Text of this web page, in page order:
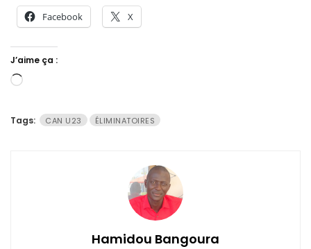
Facebook X
J’aime ça :
Chargement…
Tags: CAN U23 ÉLIMINATOIRES
Hamidou Bangoura